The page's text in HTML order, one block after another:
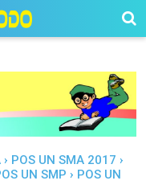
› POS UN SMA 2017 ›
UN SMP › POS UN